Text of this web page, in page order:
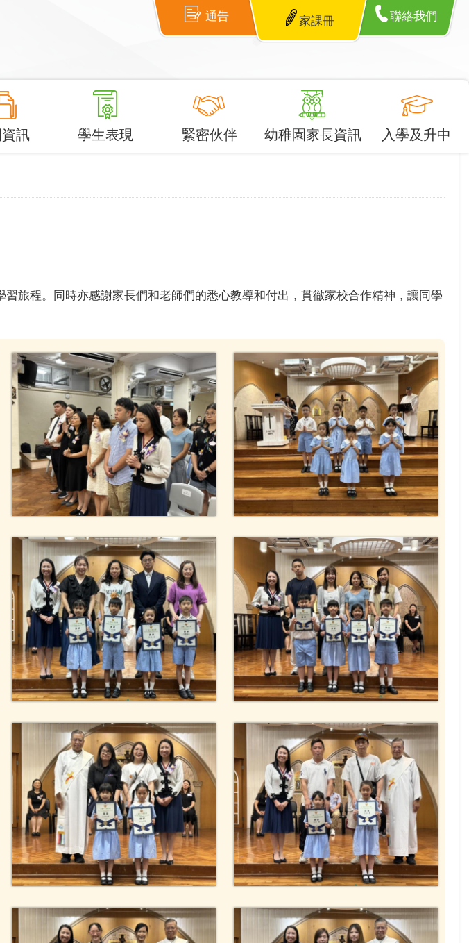
通告 家課冊 聯絡我們
訊 學生表現 緊密伙伴 幼稚園家長資訊 入學及升中
旅程。同時亦感謝家長們和老師們的悉心教導和付出，貫徹家校合作精神，讓同學